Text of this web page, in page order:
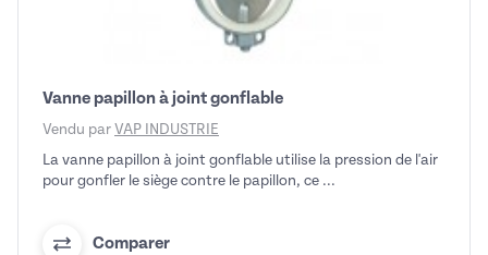
Vanne papillon à joint gonflable
Vendu par VAP INDUSTRIE
La vanne papillon à joint gonflable utilise la pression de l'air
pour gonfler le siège contre le papillon, ce ...
Comparer